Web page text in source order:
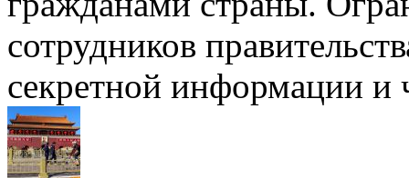
сотрудников
секретной информации и